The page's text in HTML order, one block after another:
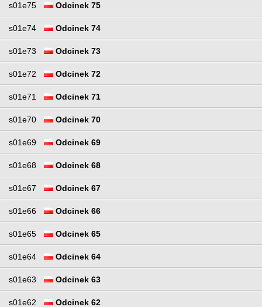
s01e75 Odcinek 75
s01e74 Odcinek 74
s01e73 Odcinek 73
s01e72 Odcinek 72
s01e71 Odcinek 71
s01e70 Odcinek 70
s01e69 Odcinek 69
s01e68 Odcinek 68
s01e67 Odcinek 67
s01e66 Odcinek 66
s01e65 Odcinek 65
s01e64 Odcinek 64
s01e63 Odcinek 63
s01e62 Odcinek 62